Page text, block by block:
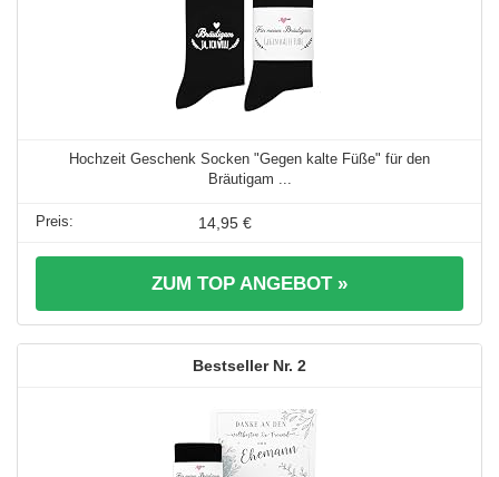
Hochzeit Geschenk Socken "Gegen kalte Füße" für den
Bräutigam ...
14,95 €
ZUM TOP ANGEBOT »
2